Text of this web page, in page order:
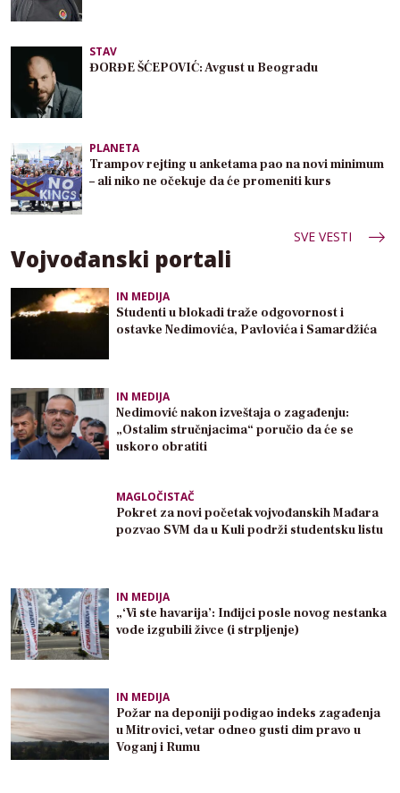
STAV
ĐORĐE ŠĆEPOVIĆ: Avgust u Beogradu
PLANETA
Trampov rejting u anketama pao na novi minimum
– ali niko ne očekuje da će promeniti kurs
SVE VESTI
Vojvođanski portali
IN MEDIJA
Studenti u blokadi traže odgovornost i
ostavke Nedimovića, Pavlovića i Samardžića
IN MEDIJA
Nedimović nakon izveštaja o zagađenju:
„Ostalim stručnjacima“ poručio da će se
uskoro obratiti
MAGLOČISTAČ
Pokret za novi početak vojvođanskih Mađara
pozvao SVM da u Kuli podrži studentsku listu
IN MEDIJA
„‘Vi ste havarija’: Inđijci posle novog nestanka
vode izgubili živce (i strpljenje)
IN MEDIJA
Požar na deponiji podigao indeks zagađenja
u Mitrovici, vetar odneo gusti dim pravo u
Voganj i Rumu